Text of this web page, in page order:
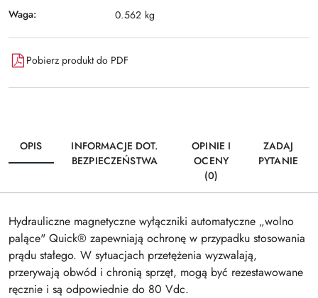
Waga: 0.562 kg
Pobierz produkt do PDF
OPIS
INFORMACJE DOT.
BEZPIECZEŃSTWA
OPINIE I
OCENY
(0)
ZADAJ
PYTANIE
Hydrauliczne magnetyczne wyłączniki automatyczne „wolno
palące" Quick® zapewniają ochronę w przypadku stosowania
prądu stałego. W sytuacjach przetężenia wyzwalają,
przerywają obwód i chronią sprzęt, mogą być rezestawowane
ręcznie i są odpowiednie do 80 Vdc.